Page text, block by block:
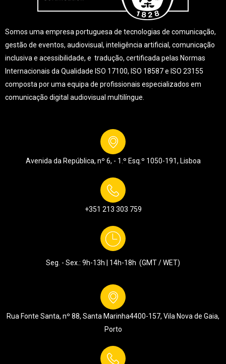
Somos uma empresa portuguesa de tecnologias de comunicação,
gestão de eventos, audiovisual, inteligência artificial, comunicação
inclusiva e acessibilidade, e tradução, certificada pelas Normas
Internacionais da Qualidade ISO 17100, ISO 18587 e ISO 23155
composta por uma equipa de profissionais especializados em
comunicação digital audiovisual multilíngue.
Avenida da República, nº 6, - 1.º Esq.º 1050-191, Lisboa
+351 213 303 759
Seg. - Sex.: 9h-13h | 14h-18h (GMT / WET)
Rua Fonte Santa, nº 88, Santa Marinha4400-157, Vila Nova de Gaia,
Porto